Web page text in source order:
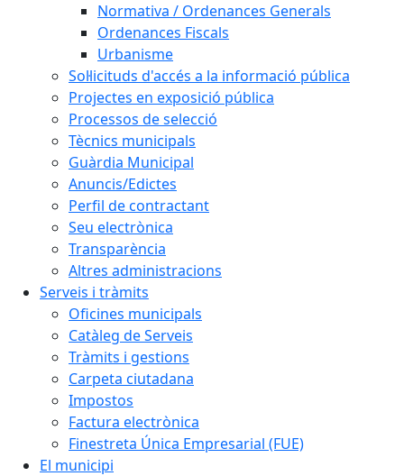
Normativa / Ordenances Generals
Ordenances Fiscals
Urbanisme
Sol·licituds d'accés a la informació pública
Projectes en exposició pública
Processos de selecció
Tècnics municipals
Guàrdia Municipal
Anuncis/Edictes
Perfil de contractant
Seu electrònica
Transparència
Altres administracions
Serveis i tràmits
Oficines municipals
Catàleg de Serveis
Tràmits i gestions
Carpeta ciutadana
Impostos
Factura electrònica
Finestreta Única Empresarial (FUE)
El municipi